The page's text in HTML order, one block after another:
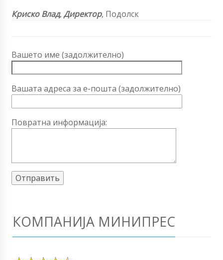
Криско Влад, Директор, Подолск
Вашето име (задолжително)
Вашата адреса за е-пошта (задолжително)
Повратна информација:
КОМПАНИЈА МИНИПРЕС